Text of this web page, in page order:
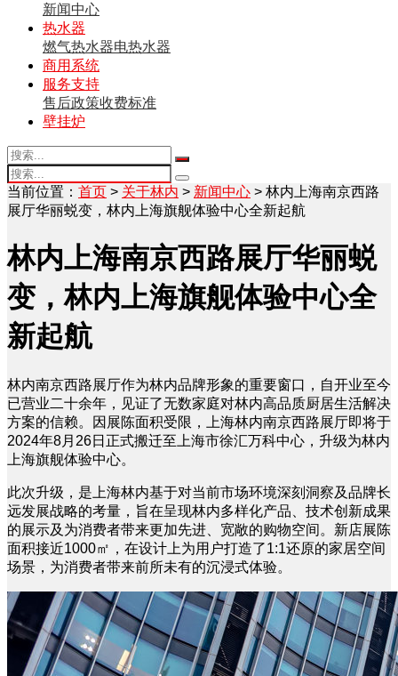
新闻中心
热水器
燃气热水器电热水器
商用系统
服务支持
售后政策收费标准
壁挂炉
当前位置： 首页 > 关于林内 > 新闻中心 > 林内上海南京西路
展厅华丽蜕变，林内上海旗舰体验中心全新起航
林内上海南京西路展厅华丽蜕
变，林内上海旗舰体验中心全
新起航
林内南京西路展厅作为林内品牌形象的重要窗口，自开业至今
已营业二十余年，见证了无数家庭对林内高品质厨居生活解决
方案的信赖。因展陈面积受限，上海林内南京西路展厅即将于
2024年8月26日正式搬迁至上海市徐汇万科中心，升级为林内
上海旗舰体验中心。
此次升级，是上海林内基于对当前市场环境深刻洞察及品牌长
远发展战略的考量，旨在呈现林内多样化产品、技术创新成果
的展示及为消费者带来更加先进、宽敞的购物空间。新店展陈
面积接近1000㎡，在设计上为用户打造了1:1还原的家居空间
场景，为消费者带来前所未有的沉浸式体验。